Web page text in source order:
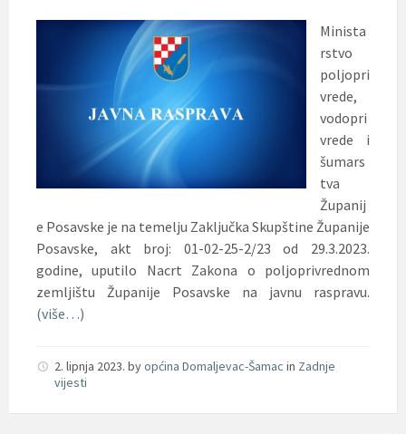
Minista
rstvo
poljopri
vrede,
vodopri
vrede i
šumars
tva
Županij
e Posavske je na temelju Zaključka Skupštine Županije
Posavske, akt broj: 01-02-25-2/23 od 29.3.2023.
godine, uputilo Nacrt Zakona o poljoprivrednom
zemljištu Županije Posavske na javnu raspravu.
(više…)
2. lipnja 2023. byopćina Domaljevac-Šamac in Zadnje
vijesti